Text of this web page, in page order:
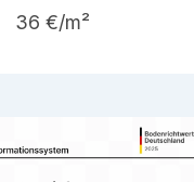
36 €/m²